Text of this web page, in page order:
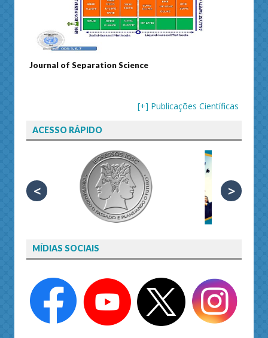
Journal of Separation Science
[+] Publicações Científicas
ACESSO RÁPIDO
< >
MÍDIAS SOCIAIS